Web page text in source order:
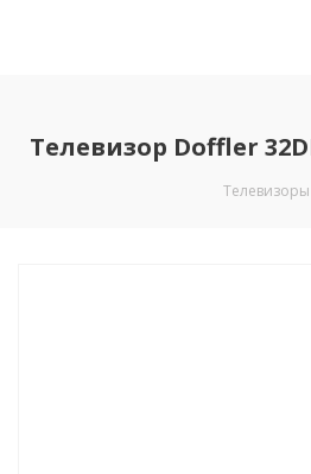
Телевизор Doffler
Телевизоры